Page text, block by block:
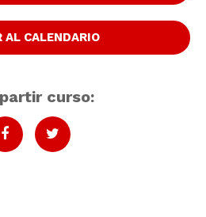
curso:
AL CALENDARIO